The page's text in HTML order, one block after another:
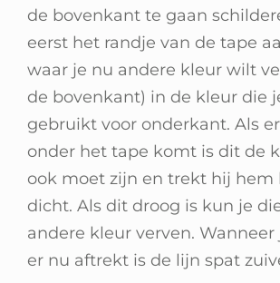
de bovenkant te gaan
eerst het randje van de tape
waar je nu andere kleur wilt
de bovenkant) in de kleur die
gebruikt voor onderkant. Als
onder het tape komt is dit de
ook moet zijn en trekt hij hem
dicht. Als dit droog is kun je
andere kleur verven.
er nu aftrekt is de lijn spat